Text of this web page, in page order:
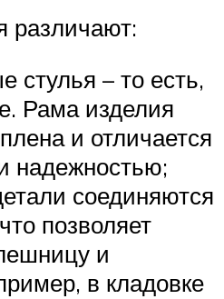
различают:
стулья – то есть,
Рама изделия
и отличается
надежностью;
соединяются
позволяет
и
в кладовке